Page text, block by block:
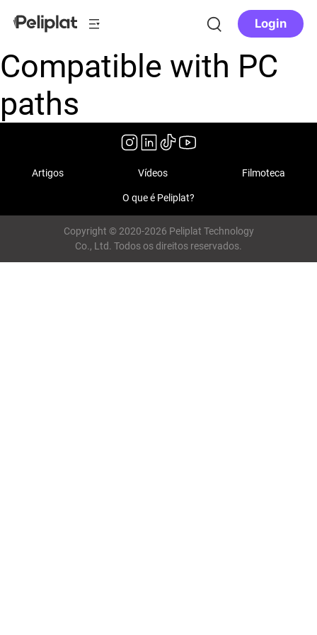
Login
Compatible with PC
paths
Artigos Vídeos Filmoteca
O que é Peliplat?
Copyright © 2020-2026 Peliplat Technology
Co., Ltd. Todos os direitos reservados.